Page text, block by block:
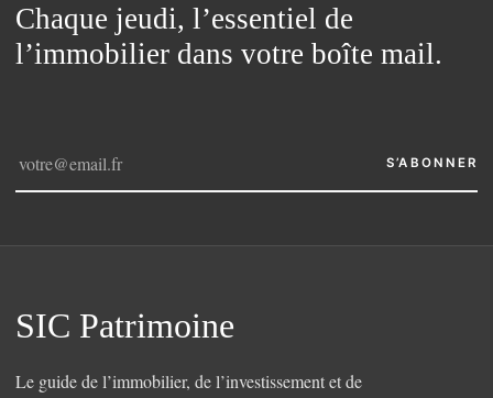
Chaque jeudi, l’essentiel de
l’immobilier dans votre boîte mail.
S’ABONNER
SIC Patrimoine
Le guide de l’immobilier, de l’investissement et de